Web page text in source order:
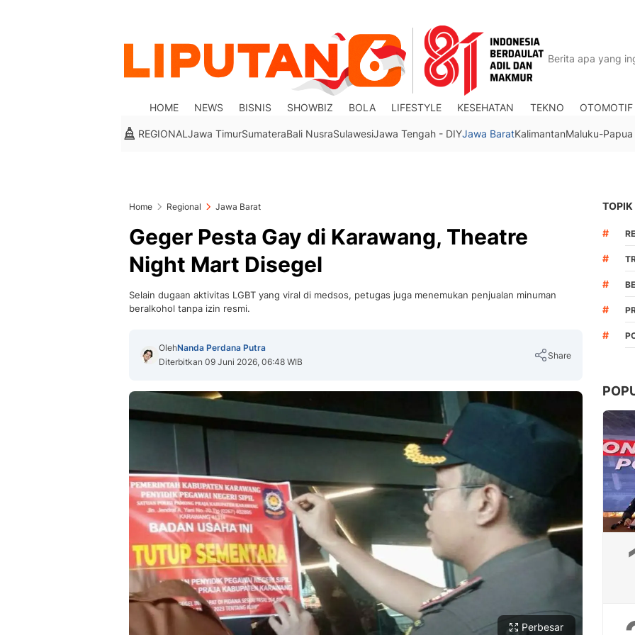
HOME NEWS BISNIS SHOWBIZ BOLA LIFESTYLE KESEHATAN TEKNO OTOMOTIF
REGIONAL Jawa TimurSumateraBali NusraSulawesiJawa Tengah - DIYJawa BaratKalimantanMaluku-Papua
Home Regional Jawa Barat
Geger Pesta Gay di Karawang, Theatre
Night Mart Disegel
Selain dugaan aktivitas LGBT yang viral di medsos, petugas juga menemukan penjualan minuman
beralkohol tanpa izin resmi.
OlehNanda Perdana Putra
Diterbitkan 09 Juni 2026, 06:48 WIB
Share
Perbesar
TOPIK
#
#
#
#
#